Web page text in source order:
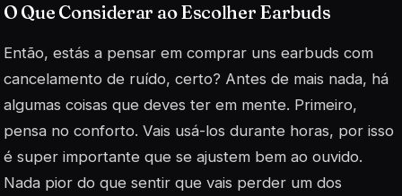
O Que Considerar ao Escolher Earbuds
Então, estás a pensar em comprar uns earbuds com
cancelamento de ruído, certo? Antes de mais nada, há
algumas coisas que deves ter em mente. Primeiro,
pensa no conforto. Vais usá-los durante horas, por isso
é super importante que se ajustem bem ao ouvido.
Nada pior do que sentir que vais perder um dos